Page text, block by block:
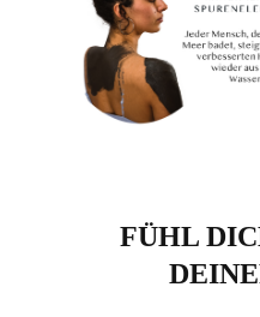
FÜHL